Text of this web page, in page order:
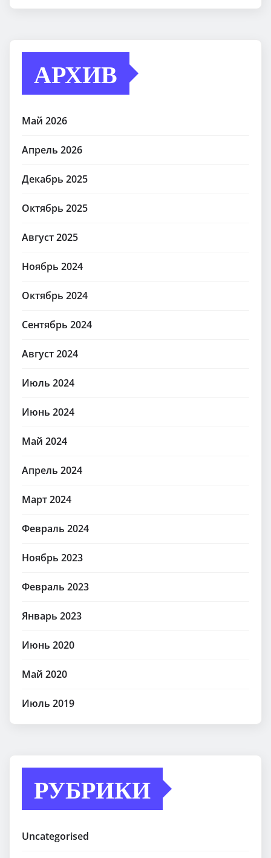
АРХИВ
Май 2026
Апрель 2026
Декабрь 2025
Октябрь 2025
Август 2025
Ноябрь 2024
Октябрь 2024
Сентябрь 2024
Август 2024
Июль 2024
Июнь 2024
Май 2024
Апрель 2024
Март 2024
Февраль 2024
Ноябрь 2023
Февраль 2023
Январь 2023
Июнь 2020
Май 2020
Июль 2019
РУБРИКИ
Uncategorised